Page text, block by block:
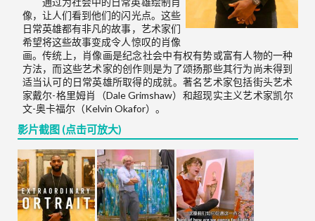
像，让人们看到他们的闪光点。这些
日常英雄都有非凡的故事，艺术家们
希望将这些故事变成令人惊叹的肖像
画。传统上，肖像画是纪念社会中有权有势或富有人物的一种
方法，而这些艺术家的创作则是为了颂扬那些其行为尚未得到
适当认可的日常英雄所取得的成就。著名艺术家包括街头艺术
家戴尔-格里姆肖（Dale Grimshaw）和超现实主义艺术家凯尔
文-奥卡福尔（Kelvin Okafor）。
影片截图 (点击可放大)